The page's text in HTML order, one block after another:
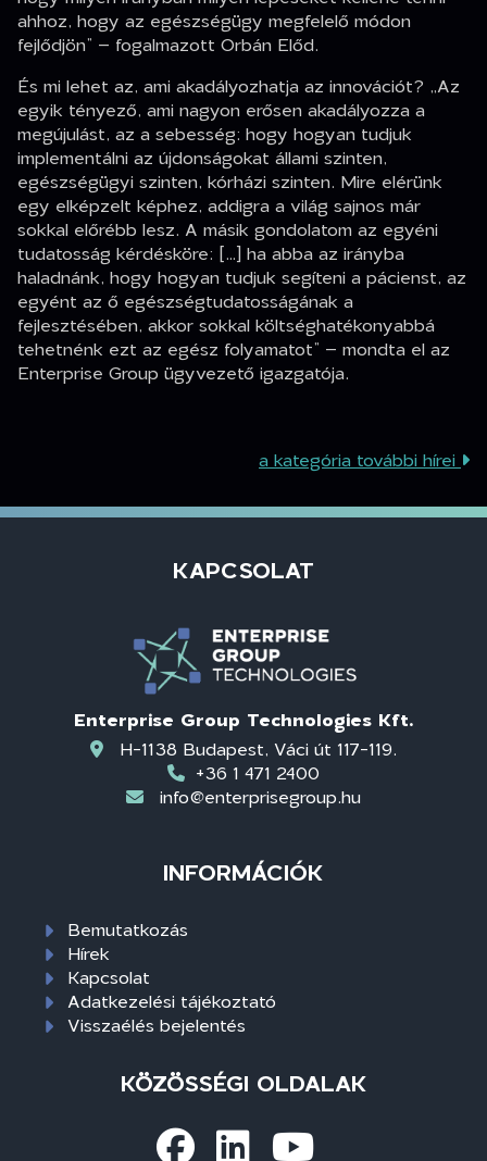
ahhoz, hogy az egészségügy megfelelő módon
fejlődjön” – fogalmazott Orbán Előd.
És mi lehet az, ami akadályozhatja az innovációt? „Az
egyik tényező, ami nagyon erősen akadályozza a
megújulást, az a sebesség: hogy hogyan tudjuk
implementálni az újdonságokat állami szinten,
egészségügyi szinten, kórházi szinten. Mire elérünk
egy elképzelt képhez, addigra a világ sajnos már
sokkal előrébb lesz. A másik gondolatom az egyéni
tudatosság kérdésköre: […] ha abba az irányba
haladnánk, hogy hogyan tudjuk segíteni a pácienst, az
egyént az ő egészségtudatosságának a
fejlesztésében, akkor sokkal költséghatékonyabbá
tehetnénk ezt az egész folyamatot” – mondta el az
Enterprise Group ügyvezető igazgatója.
a kategória további hírei
KAPCSOLAT
Enterprise Group Technologies Kft.
H-1138 Budapest, Váci út 117-119.
+36 1 471 2400
info@enterprisegroup.hu
INFORMÁCIÓK
Bemutatkozás
Hírek
Kapcsolat
Adatkezelési tájékoztató
Visszaélés bejelentés
KÖZÖSSÉGI OLDALAK